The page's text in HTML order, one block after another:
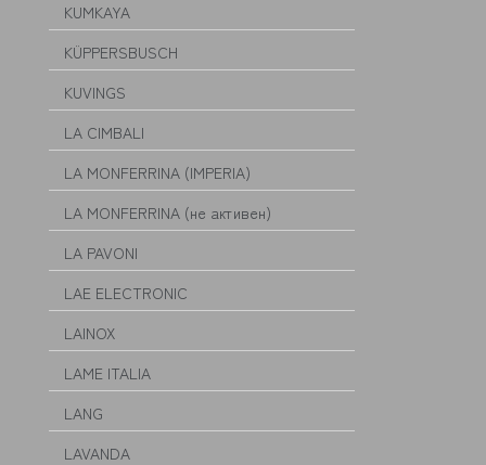
KUMKAYA
KÜPPERSBUSCH
KUVINGS
LA CIMBALI
LA MONFERRINA (IMPERIA)
LA MONFERRINA (не активен)
LA PAVONI
LAE ELECTRONIC
LAINOX
LAME ITALIA
LANG
LAVANDA